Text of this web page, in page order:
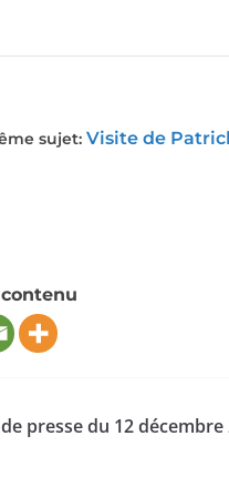
sujet: Visite de
presse du 12 décembre